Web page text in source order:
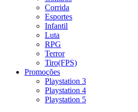
Corrida
Esportes
Infantil
Luta
RPG
Terror
Tiro(FPS)
Promoções
Playstation 3
Playstation 4
Playstation 5